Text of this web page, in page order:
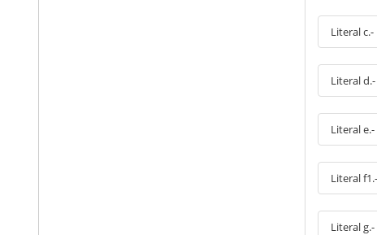
Literal
Literal
Literal
Literal
Literal